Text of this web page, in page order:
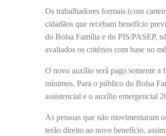
Os trabalhadores formais (com
cidadãos que recebam benefício
do Bolsa Família e do PIS/PASEP,
avaliados os critérios com base no
O novo auxílio será pago somente a
mínimos. Para o público do Bolsa
assistencial e o auxílio emergencial
As pessoas que não movimentaram
terão direito ao novo benefício,